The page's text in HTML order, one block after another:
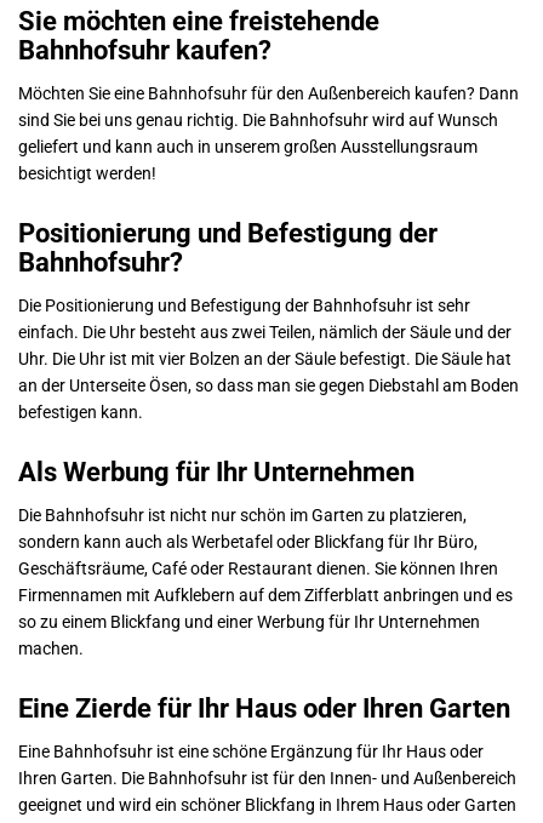
Sie möchten eine freistehende
Bahnhofsuhr kaufen?
Möchten Sie eine Bahnhofsuhr für den Außenbereich kaufen? Dann
sind Sie bei uns genau richtig. Die Bahnhofsuhr wird auf Wunsch
geliefert und kann auch in unserem großen Ausstellungsraum
besichtigt werden!
Positionierung und Befestigung der
Bahnhofsuhr?
Die Positionierung und Befestigung der Bahnhofsuhr ist sehr
einfach. Die Uhr besteht aus zwei Teilen, nämlich der Säule und der
Uhr. Die Uhr ist mit vier Bolzen an der Säule befestigt. Die Säule hat
an der Unterseite Ösen, so dass man sie gegen Diebstahl am Boden
befestigen kann.
Als Werbung für Ihr Unternehmen
Die Bahnhofsuhr ist nicht nur schön im Garten zu platzieren,
sondern kann auch als Werbetafel oder Blickfang für Ihr Büro,
Geschäftsräume, Café oder Restaurant dienen. Sie können Ihren
Firmennamen mit Aufklebern auf dem Zifferblatt anbringen und es
so zu einem Blickfang und einer Werbung für Ihr Unternehmen
machen.
Eine Zierde für Ihr Haus oder Ihren Garten
Eine Bahnhofsuhr ist eine schöne Ergänzung für Ihr Haus oder
Ihren Garten. Die Bahnhofsuhr ist für den Innen- und Außenbereich
geeignet und wird ein schöner Blickfang in Ihrem Haus oder Garten